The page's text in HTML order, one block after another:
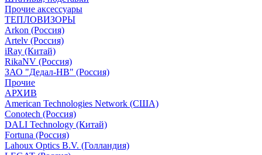
Прочие аксессуары
ТЕПЛОВИЗОРЫ
Arkon (Россия)
Artelv (Россия)
iRay (Китай)
RikaNV (Россия)
ЗАО "Дедал-НВ" (Россия)
Прочие
АРХИВ
American Technologies Network (США)
Conotech (Россия)
DALI Technology (Китай)
Fortuna (Россия)
Lahoux Optics B.V. (Голландия)